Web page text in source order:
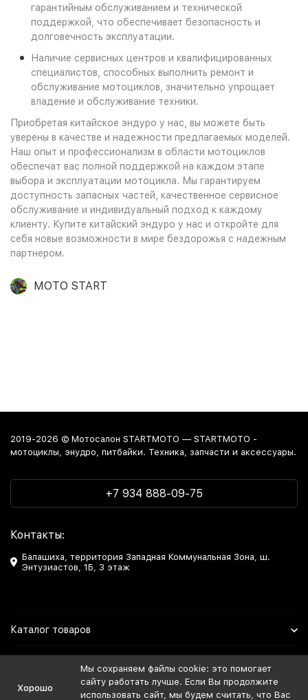
гарантийным обслуживанием и технической
поддержкой, что обеспечивает безопасность и
долговечность эксплуатации.
Наличие сервисных центров и квалифицированных
специалистов, способных выполнить ремонт и
обслуживание мотоциклов, значительно упрощает
владение и обслуживание техники.
Приобретая китайское эндуро у нас, вы можете быть
уверены в качестве и надежности предлагаемых моделей.
Наш опыт и профессионализм в области мотоциклов
обеспечат вас полной поддержкой на каждом этапе
выбора и эксплуатации мотоцикла. Мы гарантируем
доступность запасных частей, качественное сервисное
обслуживание и индивидуальный подход к каждому
клиенту. Купите китайский эндуро у нас и откройте для
себя новые возможности в мире бездорожья с надежным
партнером.
MOTO START
2019-2026 © Мотосалон STARTMOTO — STARTMOTO -
мотоциклы, энудро, питбайки. Техника, запчасти и аксессуары.
+7 934 888-09-75
Контакты:
Балашиха, территория Западная Коммунальная Зона, ш.
Энтузиастов, 1Б, 3 этаж
Каталог товаров
Мы в Соцсетях
Хорошо
Мы сохраняем файлы cookie: это помогает
сайту работать лучше. Если Вы продолжите
использовать сайт, мы будем считать, что Вас